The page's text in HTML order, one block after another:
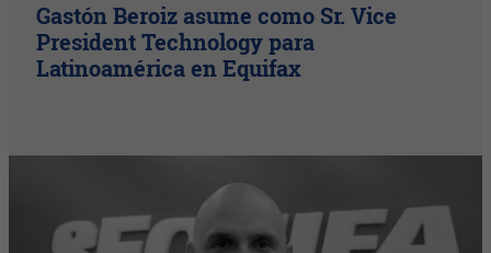
Gastón Beroiz asume como Sr. Vice
President Technology para
Latinoamérica en Equifax